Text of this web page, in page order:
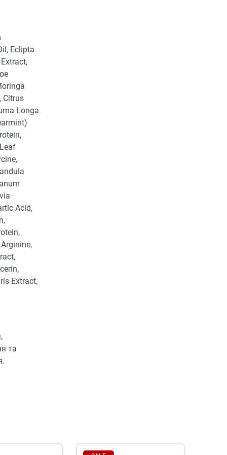
Eclipta
Citrus
Longa
Acid,
Extract,
та